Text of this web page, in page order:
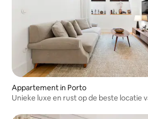
Appartement in Porto
Unieke luxe en rust op de beste locatie